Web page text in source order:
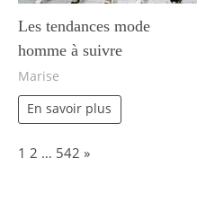
Les tendances mode
homme à suivre
Marise
En savoir plus
Page:
1 2 … 542 Next
»